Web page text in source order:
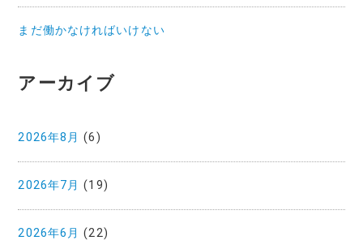
まだ働かなければいけない
アーカイブ
2026年8月 (6)
2026年7月 (19)
2026年6月 (22)